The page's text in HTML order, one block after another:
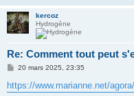
kercoz
Hydrogène
Re: Comment tout peut
M
s
s
20 mars 2025, 23:35
https://www.marianne.net/